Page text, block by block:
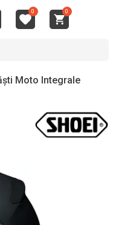
0 0
Moto Integrale